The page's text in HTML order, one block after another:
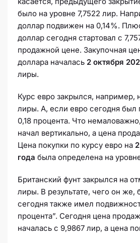
было на уровне 7,7522 лир.
доллар подвижен на 0,14%.
доллар сегодня стартовал с
продажной цене. Закупочная
доллара началась 2 октября
лиры.
Курс евро закрылся, например,
лиры. А, если евро сегодня
0,18 процента. Что
начал вертикально, а цена
Цена покупки по курсу евро на
года была определена на
Британский фунт закрылся на
лиры. В результате, чего он же,
сегодня также имел
процента”. Сегодня цена
началась с 9,9867 лир, а цена